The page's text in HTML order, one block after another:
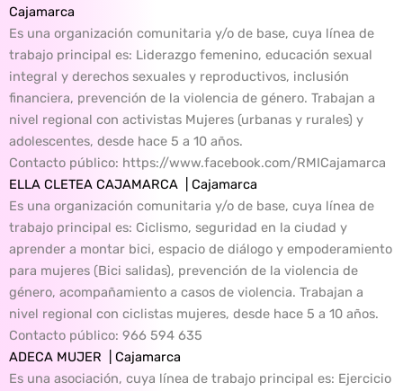
Cajamarca
Es una organización comunitaria y/o de base, cuya línea de
trabajo principal es: Liderazgo femenino, educación sexual
integral y derechos sexuales y reproductivos, inclusión
financiera, prevención de la violencia de género. Trabajan a
nivel regional con activistas Mujeres (urbanas y rurales) y
adolescentes, desde hace 5 a 10 años.
Contacto público: https://www.facebook.com/RMICajamarca
ELLA CLETEA CAJAMARCA | Cajamarca
Es una organización comunitaria y/o de base, cuya línea de
trabajo principal es: Ciclismo, seguridad en la ciudad y
aprender a montar bici, espacio de diálogo y empoderamiento
para mujeres (Bici salidas), prevención de la violencia de
género, acompañamiento a casos de violencia. Trabajan a
nivel regional con ciclistas mujeres, desde hace 5 a 10 años.
Contacto público: 966 594 635
ADECA MUJER | Cajamarca
Es una asociación, cuya línea de trabajo principal es: Ejercicio